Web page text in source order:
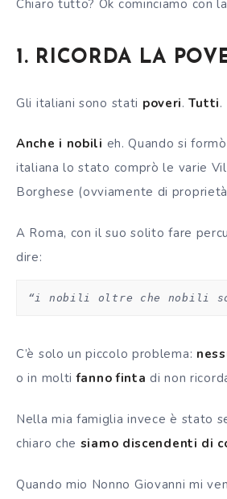
Chiaro tutto? Ok cominciamo con
1. RICORDA LA
Gli italiani sono stati poveri.Tutti.
Anche i nobili eh. Quando si
italiana lo stato comprò le varie
Borghese (ovviamente di
A Roma, con il suo solito fare
dire:
“i nobili oltre che nobili
C’è solo un piccolo problema:
o in moltifanno finta di non
Nella mia famiglia invece è stato
chiaro che siamo discendenti di
Quando mio Nonno Giovanni mi